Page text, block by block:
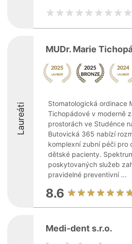
Laureáti
MUDr. Marie
Stomatologická ordinace
Tichopádové v moderně
prostorách ve Studénce
Butovická 365 nabízí
komplexní zubní péči pro
dětské pacienty.
poskytovaných služeb
pravidelné preventivní ...
8.6
Medi-dent s.r.o.